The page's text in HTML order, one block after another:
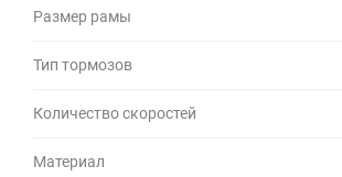
Размер рамы
Тип тормозов
Количество скоростей
Материал